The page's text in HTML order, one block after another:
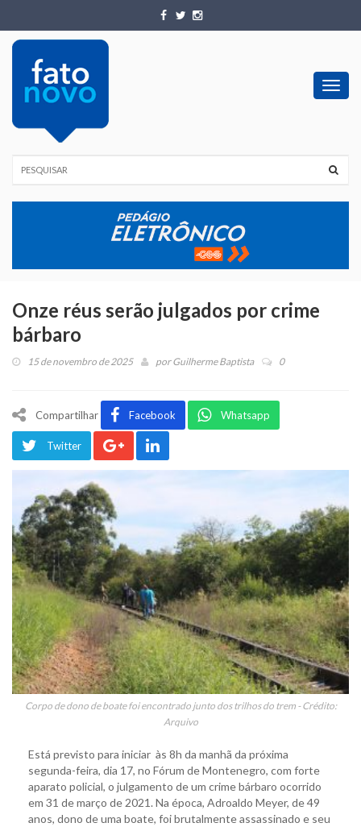
Onze réus serão julgados por crime
bárbaro
15 de novembro de 2025 porGuilherme Baptista 0
Compartilhar Facebook Whatsapp
Twitter
Corpo de dono de boate foi encontrado junto dos trilhos do trem - Crédito:
Arquivo
Está previsto para iniciar às 8h da manhã da próxima
segunda-feira, dia 17, no Fórum de Montenegro, com forte
aparato policial, o julgamento de um crime bárbaro ocorrido
em 31 de março de 2021. Na época, Adroaldo Meyer, de 49
anos, dono de uma boate, foi brutalmente assassinado e seu